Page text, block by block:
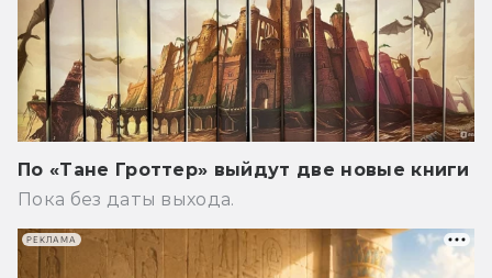
По «Тане Гроттер» выйдут две новые книги
Пока без даты выхода.
РЕКЛАМА